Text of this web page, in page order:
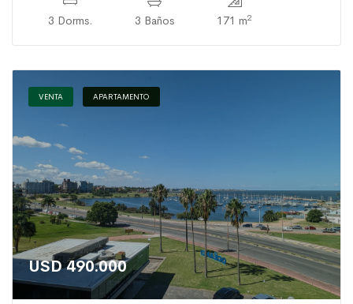
3 Dorms. 3 Baños 171 m2
VENTA APARTAMENTO
USD 490.000